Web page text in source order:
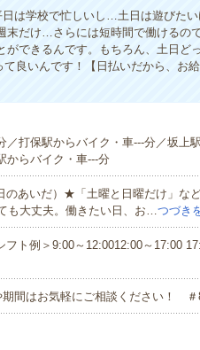
日は学校で忙しいし…土日は遊びた
末だけ…さらには短時間で働けるの
できるんです。もちろん、土日ど
て良いんです！【日払いだから、お
／打保駅からバイク・車---分／坂上
からバイク・車---分
のあいだ）★「土曜と日曜だけ」な
も大丈夫。働きたい日、お…つづき
フト例＞9:00～12:0012:00～17:00
間はお気軽にご相談ください！